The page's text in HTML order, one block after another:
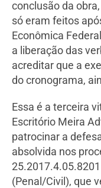
conclusão da
só eram feitos
Econômica
a liberação das
acreditar que a
do cronograma,
Essa é a terceira
Escritório Meira
patrocinar a
absolvida nos
(Penal/Civil), que